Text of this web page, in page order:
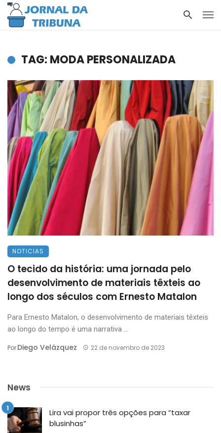
TAG: MODA PERSONALIZADA
NOTICIAS
O tecido da história: uma jornada pelo
desenvolvimento de materiais têxteis ao
longo dos séculos com Ernesto Matalon
Para Ernesto Matalon, o desenvolvimento de materiais têxteis
ao longo do tempo é uma narrativa ...
PorDiego Velázquez 22 de novembro de 2023
News
Lira vai propor três opções para “taxar
blusinhas”